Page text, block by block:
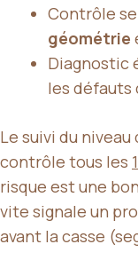
Contrôle
géométrie
Diagnostic
les défauts
Le suivi du
contrôle tous les
risque est une
vite signale un
avant la casse